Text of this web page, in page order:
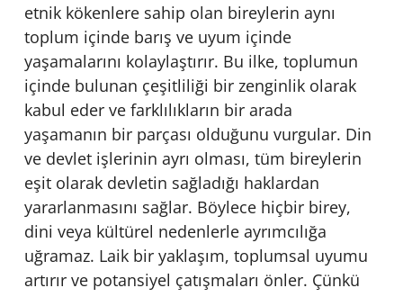
etnik kökenlere sahip olan bireylerin aynı
toplum içinde barış ve uyum içinde
yaşamalarını kolaylaştırır. Bu ilke, toplumun
içinde bulunan çeşitliliği bir zenginlik olarak
kabul eder ve farklılıkların bir arada
yaşamanın bir parçası olduğunu vurgular. Din
ve devlet işlerinin ayrı olması, tüm bireylerin
eşit olarak devletin sağladığı haklardan
yararlanmasını sağlar. Böylece hiçbir birey,
dini veya kültürel nedenlerle ayrımcılığa
uğramaz. Laik bir yaklaşım, toplumsal uyumu
artırır ve potansiyel çatışmaları önler. Çünkü